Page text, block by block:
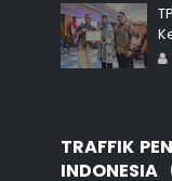
TRAFFIK